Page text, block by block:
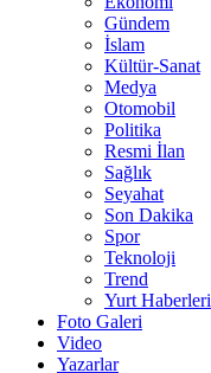
Gündem
İslam
Kültür-Sanat
Medya
Otomobil
Politika
Resmi İlan
Sağlık
Seyahat
Son Dakika
Spor
Teknoloji
Trend
Yurt Haberleri
Foto Galeri
Video
Yazarlar